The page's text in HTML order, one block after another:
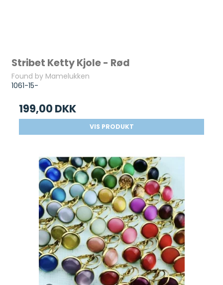
Stribet Ketty Kjole - Rød
Found by Mamelukken
1061-15-
199,00 DKK
VIS PRODUKT